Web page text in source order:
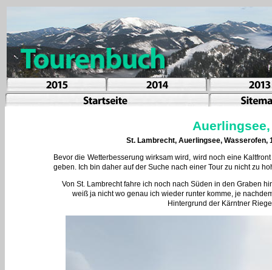
St. Lambrecht, Auerlingsee, Wasserofen,
Bevor die Wetterbesserung wirksam wird, wird noch eine
geben. Ich bin daher auf der Suche nach einer Tour zu nicht zu
Von St. Lambrecht fahre ich noch nach Süden in den Graben
weiß ja nicht wo genau ich wieder runter komme, je
Hintergrund der Kärntner